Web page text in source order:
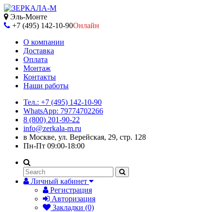
Эль-Монте
+7 (495) 142-10-90Онлайн
О компании
Доставка
Оплата
Монтаж
Контакты
Наши работы
Тел.: +7 (495) 142-10-90
WhatsApp: 79774702266
8 (800) 201-90-22
info@zerkala-m.ru
в Москве, ул. Верейская, 29, стр. 128
Пн-Пт 09:00-18:00
Личный кабинет
Регистрация
Авторизация
Закладки (0)